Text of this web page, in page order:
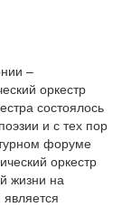
–
оркестр
состоялось
и с тех пор
форуме
оркестр
жизни на